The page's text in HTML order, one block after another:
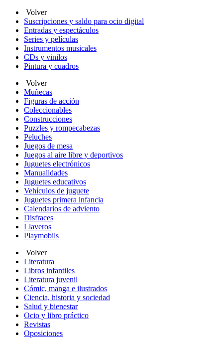
Volver
Suscripciones y saldo para ocio digital
Entradas y espectáculos
Series y películas
Instrumentos musicales
CDs y vinilos
Pintura y cuadros
Volver
Muñecas
Figuras de acción
Coleccionables
Construcciones
Puzzles y rompecabezas
Peluches
Juegos de mesa
Juegos al aire libre y deportivos
Juguetes electrónicos
Manualidades
Juguetes educativos
Vehículos de juguete
Juguetes primera infancia
Calendarios de adviento
Disfraces
Llaveros
Playmobils
Volver
Literatura
Libros infantiles
Literatura juvenil
Cómic, manga e ilustrados
Ciencia, historia y sociedad
Salud y bienestar
Ocio y libro práctico
Revistas
Oposiciones